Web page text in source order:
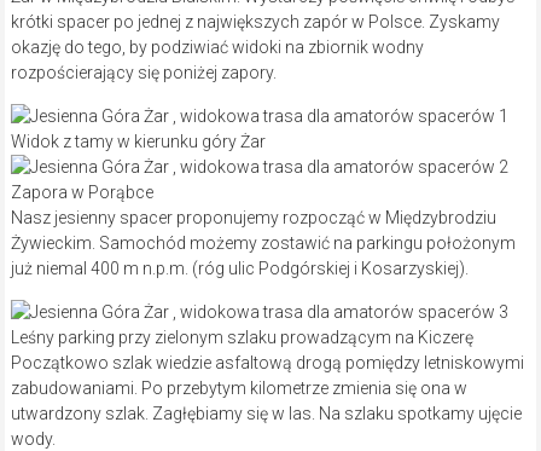
krótki spacer po jednej z największych zapór w Polsce. Zyskamy
okazję do tego, by podziwiać widoki na zbiornik wodny
rozpościerający się poniżej zapory.
Widok z tamy w kierunku góry Żar
Zapora w Porąbce
Nasz jesienny spacer proponujemy rozpocząć w Międzybrodziu
Żywieckim. Samochód możemy zostawić na parkingu położonym
już niemal 400 m n.p.m. (róg ulic Podgórskiej i Kosarzyskiej).
Leśny parking przy zielonym szlaku prowadzącym na Kiczerę
Początkowo szlak wiedzie asfaltową drogą pomiędzy letniskowymi
zabudowaniami. Po przebytym kilometrze zmienia się ona w
utwardzony szlak. Zagłębiamy się w las. Na szlaku spotkamy ujęcie
wody.